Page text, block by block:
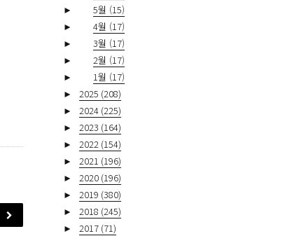
►
5월 (15)
►
4월 (17)
►
3월 (17)
►
2월 (17)
►
1월 (17)
►
2025 (208)
►
2024 (225)
►
2023 (164)
►
2022 (154)
►
2021 (196)
►
2020 (196)
►
2019 (380)
►
2018 (245)
►
2017 (71)